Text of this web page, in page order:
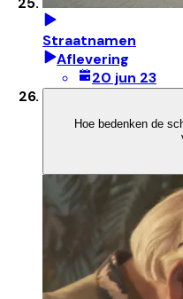
Straatnamen
Aflevering
20 jun 23
Hoe bedenken de